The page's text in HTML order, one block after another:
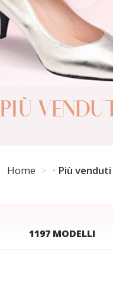
PIÙ
Home Più venduti
1197 MODELLI